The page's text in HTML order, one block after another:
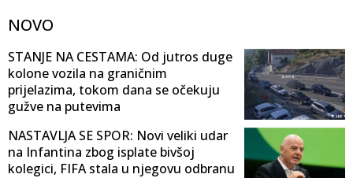
NOVO
STANJE NA CESTAMA: Od jutros duge
kolone vozila na graničnim
prijelazima, tokom dana se očekuju
gužve na putevima
NASTAVLJA SE SPOR: Novi veliki udar
na Infantina zbog isplate bivšoj
kolegici, FIFA stala u njegovu odbranu